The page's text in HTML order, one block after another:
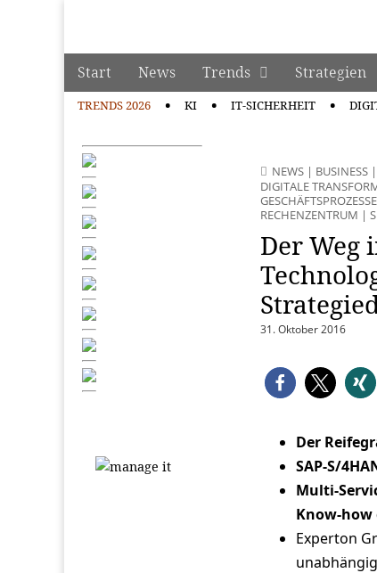
manage it
Main menu
Skip to content
Start News Trends Strategien
TRENDS 2026 KI IT-SICHERHEIT
NEWS| BUSINESS|
DIGITALE
GESCHÄFTSPROZESSE
RECHENZENTRUM |
Der Weg
31. Oktober 2016
Der
SAP-S/
Multi-
Know-
Experton